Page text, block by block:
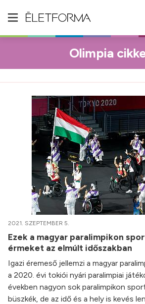
Olimpia
2021. SZEPTEMBER 5.
Ezek a magyar paralimpikon
érmeket az elmúlt időszakban
Igazi éremeső jellemzi a magyar
a 2020. évi tokiói nyári paralimpiai
években nagyon sok paralimpikon
büszkék, de az idő és a hely is kevés